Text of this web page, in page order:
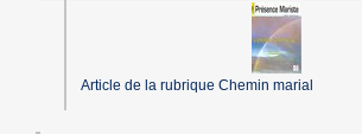
Article de la rubrique Chemin marial